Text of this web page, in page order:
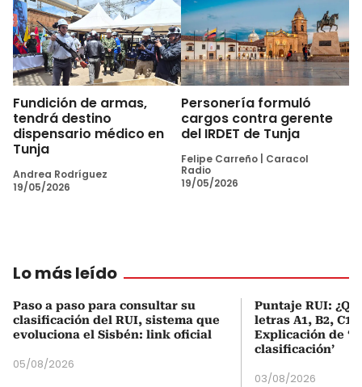
Fundición de armas,
tendrá destino
dispensario médico en
Tunja
Andrea Rodríguez
19/05/2026
Personería formuló
cargos contra gerente
del IRDET de Tunja
Felipe Carreño
Caracol
Radio
19/05/2026
Lo más leído
Paso a paso para consultar su
clasificación del RUI, sistema que
evoluciona el Sisbén: link oficial
05/08/2026
Puntaje RUI:
letras A1, B2, C1
Explicación de
clasificación’
03/08/2026